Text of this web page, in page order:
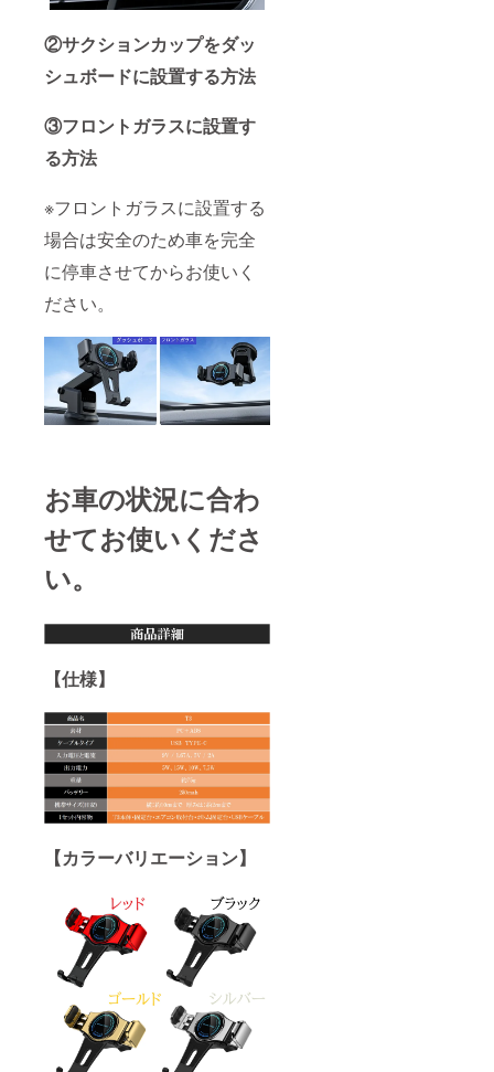
②サクションカップをダッ
シュボードに設置する方法
③フロントガラスに設置す
る方法
※フロントガラスに設置する
場合は安全のため車を完全
に停車させてからお使いく
ださい。
お車の状況に合わ
せてお使いくださ
い。
【仕様】
【カラーバリエーション】